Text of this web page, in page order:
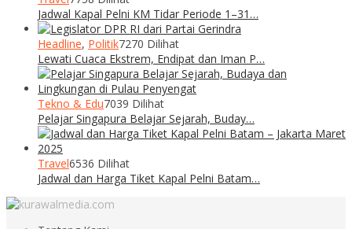
Jadwal Kapal Pelni KM Tidar Periode 1–31…
Headline, Politik7270 Dilihat
Lewati Cuaca Ekstrem, Endipat dan Iman P…
Tekno & Edu7039 Dilihat
Pelajar Singapura Belajar Sejarah, Buday…
Travel6536 Dilihat
Jadwal dan Harga Tiket Kapal Pelni Batam…